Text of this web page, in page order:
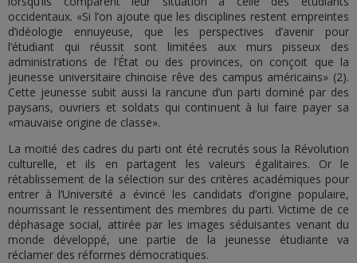
occidentaux. «Si l’on ajoute que les disciplines restent empreintes
d’idéologie ennuyeuse, que les perspectives d’avenir pour
l’étudiant qui réussit sont limitées aux murs pisseux des
administrations de l’État ou des provinces, on conçoit que la
jeunesse universitaire chinoise rêve des campus américains» (2).
Cette jeunesse subit aussi la rancune d’un parti dominé par des
paysans, ouvriers et soldats qui continuent à lui faire payer sa
«mauvaise origine de classe».
La moitié des cadres du parti ont été recrutés sous la Révolution
culturelle, et ils en partagent les valeurs égalitaires. Or le
rétablissement de la sélection sur des critères académiques pour
entrer à l’Université a évincé les candidats d’origine populaire,
nourrissant le ressentiment des membres du parti. Victime de ce
déphasage social, attirée par les images séduisantes venant du
monde développé, une partie de la jeunesse étudiante va
réclamer des réformes démocratiques.